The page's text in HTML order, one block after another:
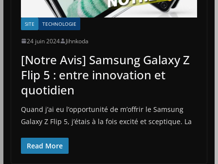
SITE TECHNOLOGIE
24 juin 2024 Jihnkoda
[Notre Avis] Samsung Galaxy Z
Flip 5 : entre innovation et
quotidien
Quand j’ai eu l’opportunité de m’offrir le Samsung
Galaxy Z Flip 5, j’étais à la fois excité et sceptique. La
Read More